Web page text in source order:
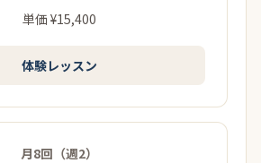
単価 ¥15,400
体験レッスン
月8回（週2）